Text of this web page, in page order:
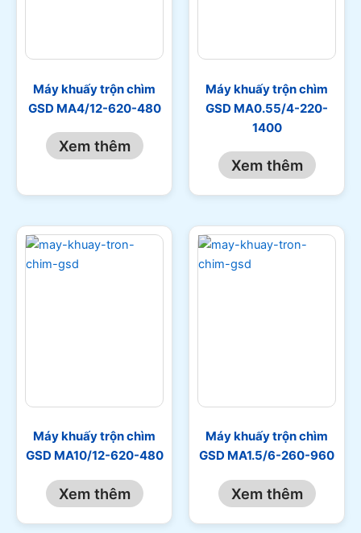
Máy khuấy trộn chìm
GSD MA4/12-620-480
Xem thêm
Máy khuấy trộn chìm
GSD MA0.55/4-220-
1400
Xem thêm
Máy khuấy trộn chìm
GSD MA10/12-620-480
Xem thêm
Máy khuấy trộn chìm
GSD MA1.5/6-260-960
Xem thêm